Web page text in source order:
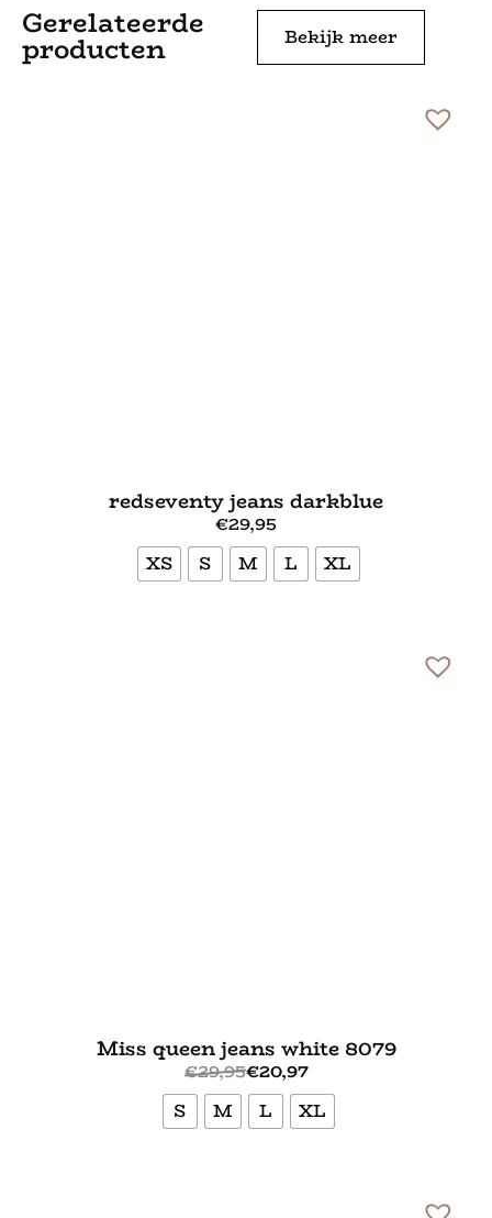
Gerelateerde
producten Bekijk meer
redseventy jeans darkblue
€29,95
XS
S M L XL
Miss queen jeans white 8079
€29,95€20,97
S
M L XL